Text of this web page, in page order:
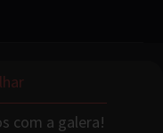
com a galera!